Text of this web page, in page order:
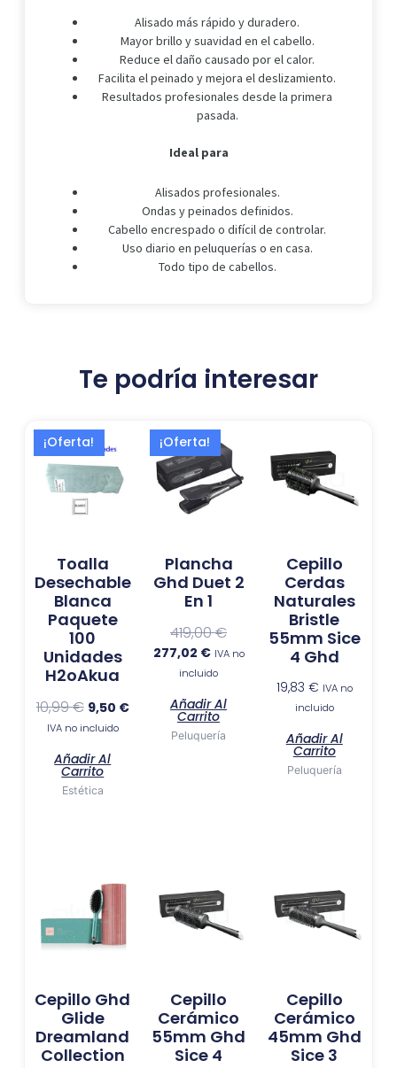
Alisado más rápido y duradero.
Mayor brillo y suavidad en el cabello.
Reduce el daño causado por el calor.
Facilita el peinado y mejora el deslizamiento.
Resultados profesionales desde la primera
pasada.
Ideal para
Alisados profesionales.
Ondas y peinados definidos.
Cabello encrespado o difícil de controlar.
Uso diario en peluquerías o en casa.
Todo tipo de cabellos.
Te podría interesar
¡Oferta!
Toalla
Desechable
Blanca
Paquete
100
Unidades
H2oAkua
10,99€
El
precio
original
era:
10,99 €.
9,50 €
precio
actual
IVA no incluido
Añadir Al
Carrito
Estética
¡Oferta!
Plancha
Ghd Duet 2
En 1
419,00€
precio
original
era:
277,02 €
precio
actual
es:
IVA no
incluido
Añadir Al
Carrito
Peluquería
Cepillo
Cerdas
Naturales
Bristle
55mm Sice
4 Ghd
19,83 € IVA no
incluido
Añadir Al
Carrito
Peluquería
Cepillo Ghd
Glide
Dreamland
Collection
Cepillo
Cerámico
55mm Ghd
Sice 4
Cepillo
Cerámico
45mm Ghd
Sice 3